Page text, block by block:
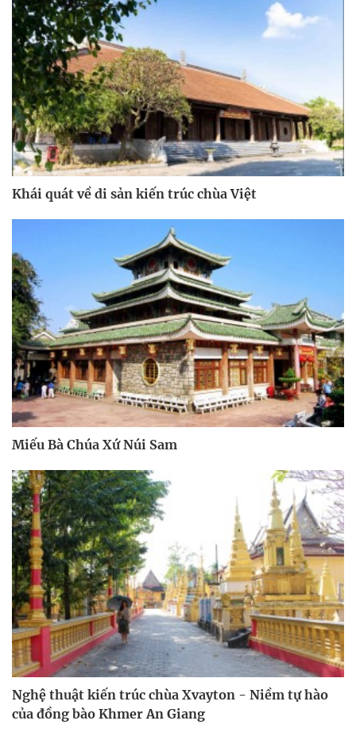
Khái quát về di sản kiến trúc chùa Việt
Miếu Bà Chúa Xứ Núi Sam
Nghệ thuật kiến trúc chùa Xvayton - Niềm tự hào
của đồng bào Khmer An Giang